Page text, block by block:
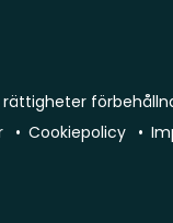
rättigheter
Cookiepolicy